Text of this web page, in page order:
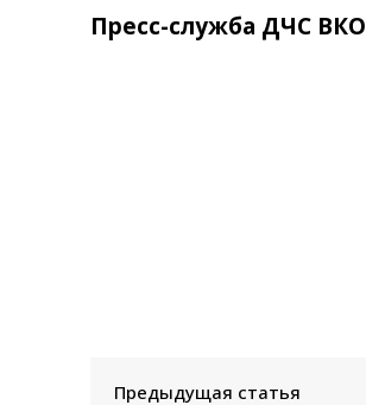
Пресс-служба ДЧС ВКО
Предыдущая статья